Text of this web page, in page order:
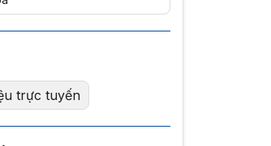
trực tuyến